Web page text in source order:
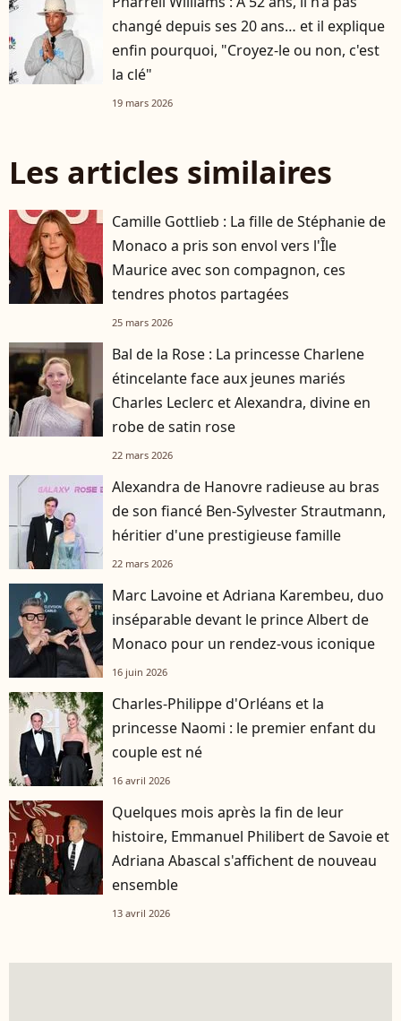
changé depuis ses 20 ans… et il explique
enfin pourquoi, "Croyez-le ou non, c'est
la clé"
19 mars 2026
Les articles similaires
Camille Gottlieb : La fille de Stéphanie de
Monaco a pris son envol vers l'Île
Maurice avec son compagnon, ces
tendres photos partagées
25 mars 2026
Bal de la Rose : La princesse Charlene
étincelante face aux jeunes mariés
Charles Leclerc et Alexandra, divine en
robe de satin rose
22 mars 2026
Alexandra de Hanovre radieuse au bras
de son fiancé Ben-Sylvester Strautmann,
héritier d'une prestigieuse famille
22 mars 2026
Marc Lavoine et Adriana Karembeu, duo
inséparable devant le prince Albert de
Monaco pour un rendez-vous iconique
16 juin 2026
Charles-Philippe d'Orléans et la
princesse Naomi : le premier enfant du
couple est né
16 avril 2026
Quelques mois après la fin de leur
histoire, Emmanuel Philibert de Savoie et
Adriana Abascal s'affichent de nouveau
ensemble
13 avril 2026